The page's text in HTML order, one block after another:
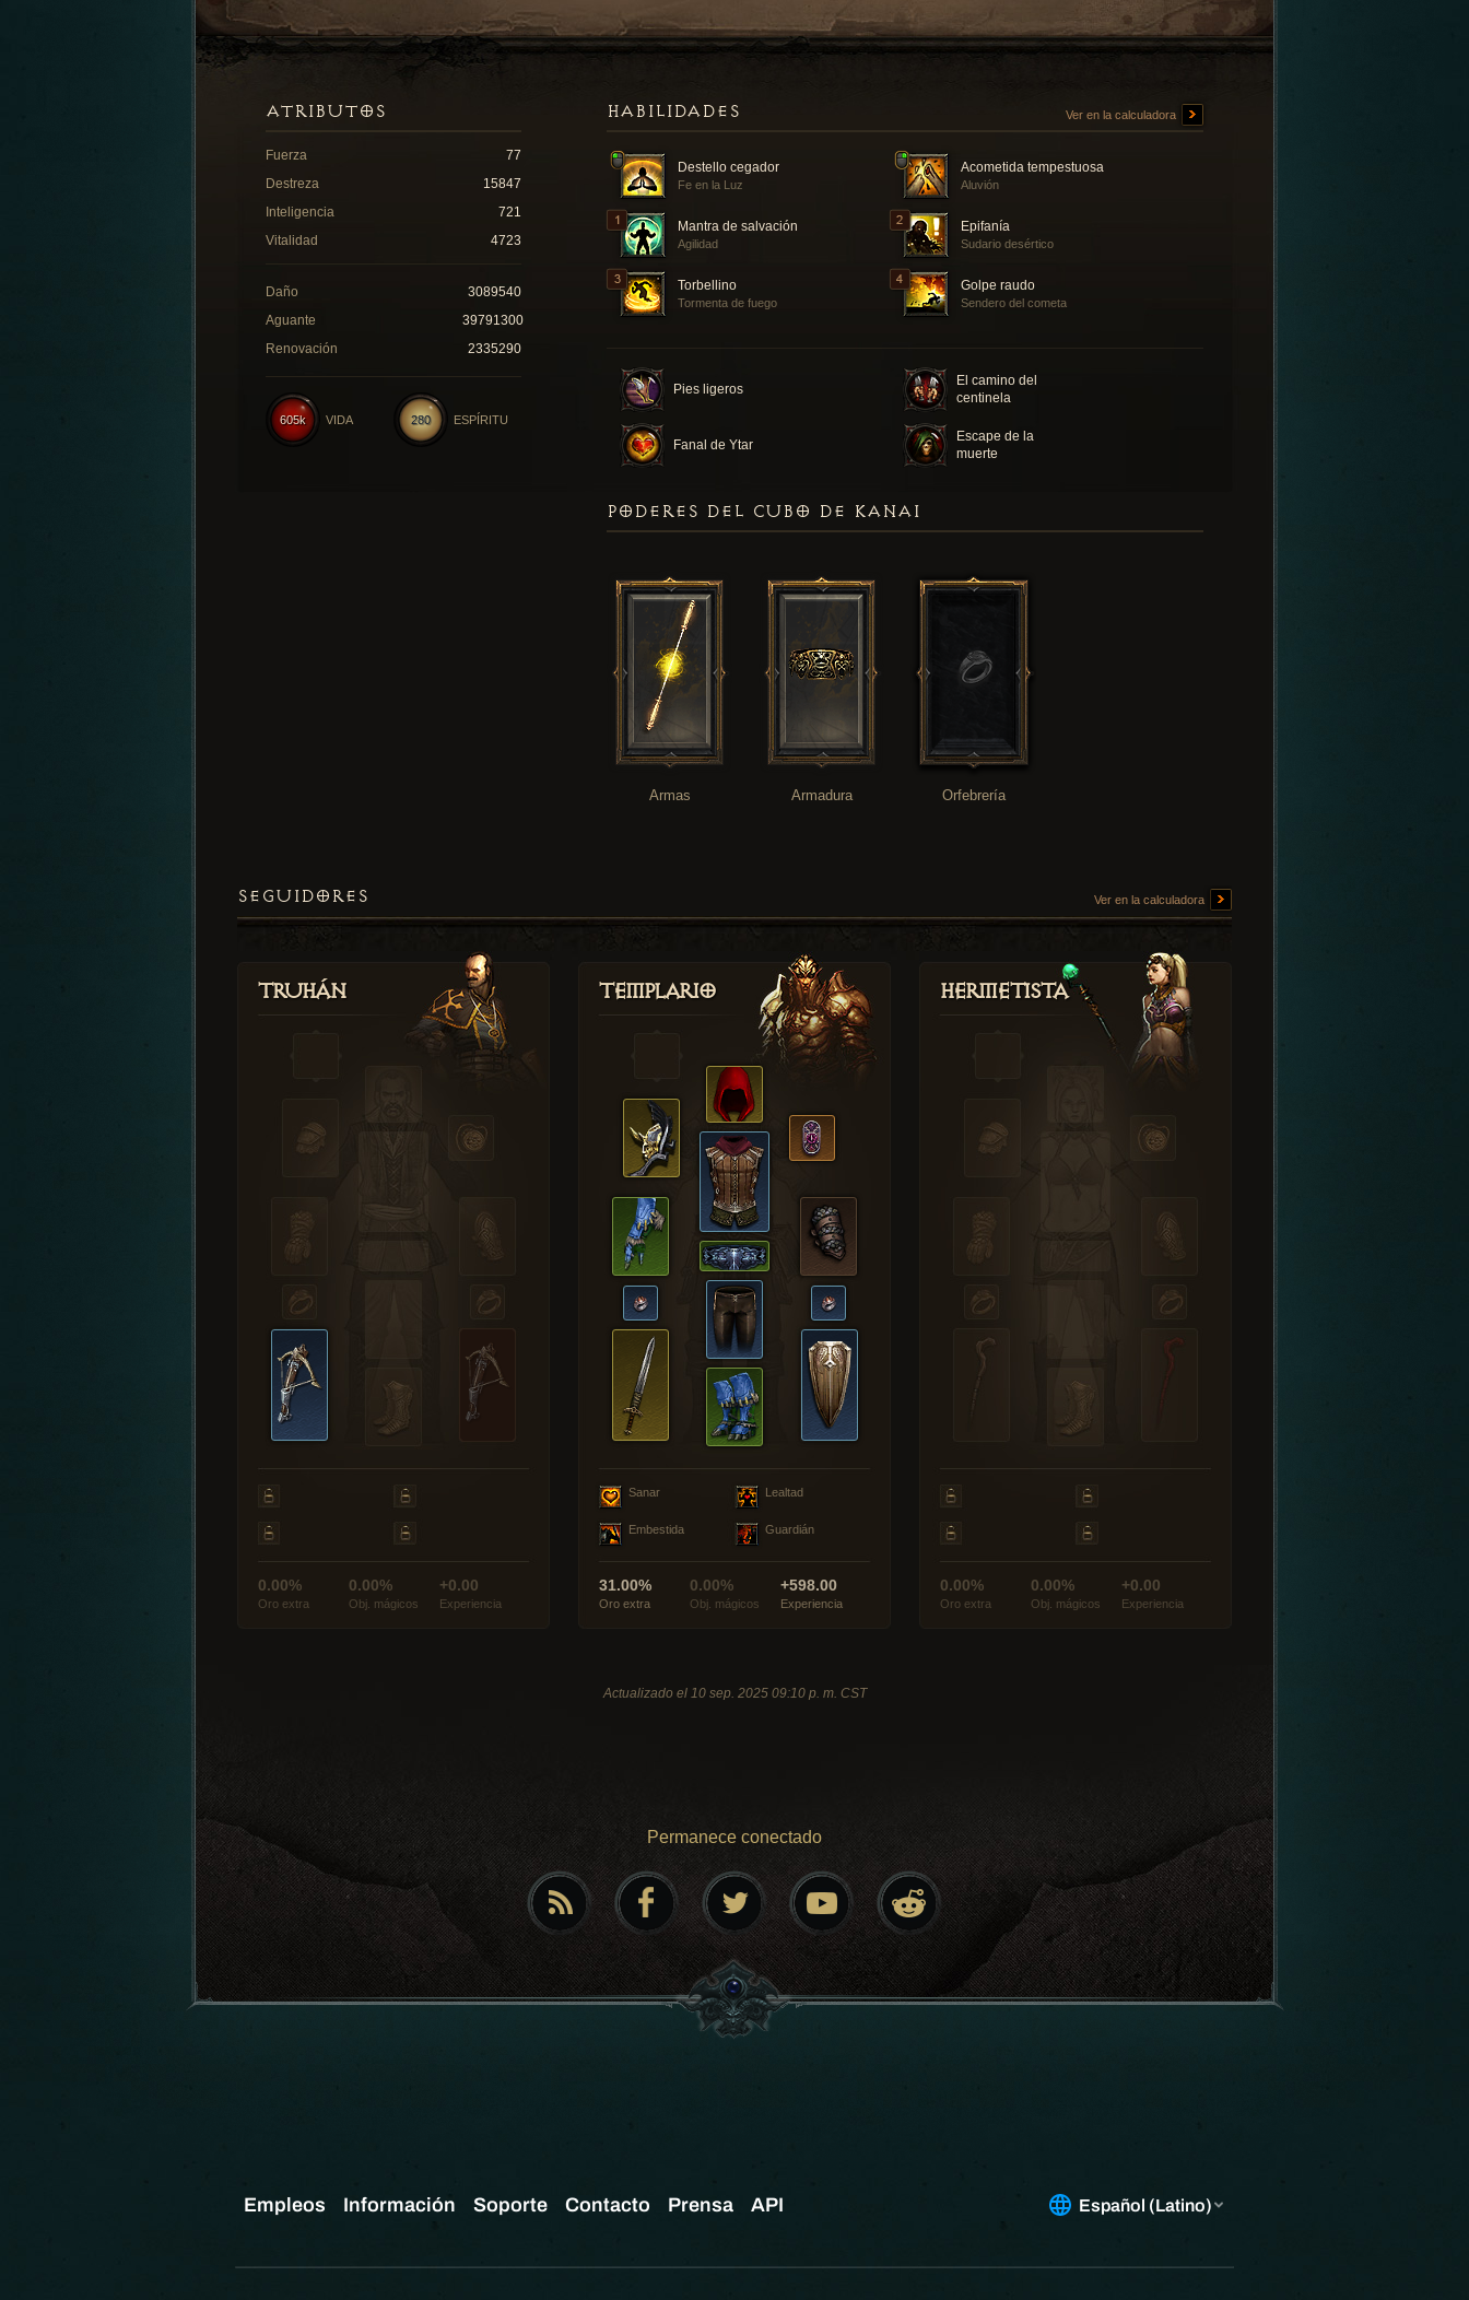
HABILIDADES Ver en la calculadora
Destello cegador
Fe en la Luz
Acometida tempestuosa
Aluvión
Mantra de salvación
Agilidad
Epifanía
Sudario desértico
Torbellino
Tormenta de fuego
Golpe raudo
Sendero del cometa
Pies ligeros
El camino del
centinela
Fanal de Ytar
Escape de la
muerte
ATRIBUTOS
Fuerza
77
Destreza
15847
Inteligencia
721
Vitalidad
4723
Daño
3089540
Aguante
39791300
Renovación
2335290
280 ESPÍRITU
605k VIDA
PODERES DEL CUBO DE KANAI
Armas Armadura Orfebrería
SEGUIDORES Ver en la calculadora
Truhán
0.00%
Oro extra
0.00%
Obj. mágicos
+0.00
Experiencia
Templario
Sanar Lealtad
Embestida Guardián
31.00%
Oro extra
0.00%
Obj. mágicos
+598.00
Experiencia
Hermetista
0.00%
Oro extra
0.00%
Obj. mágicos
+0.00
Experiencia
Actualizado el 10 sep. 2025 09:10 p. m. CST
Permanece conectado